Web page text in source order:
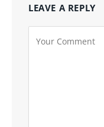
LEAVE A REPLY